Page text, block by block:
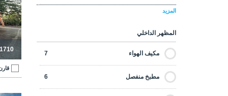
المزيد
المظهر الداخلي
مكيف الهواء 7
مطبخ منفصل 6